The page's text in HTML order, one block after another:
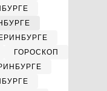
ГОРОСКОП